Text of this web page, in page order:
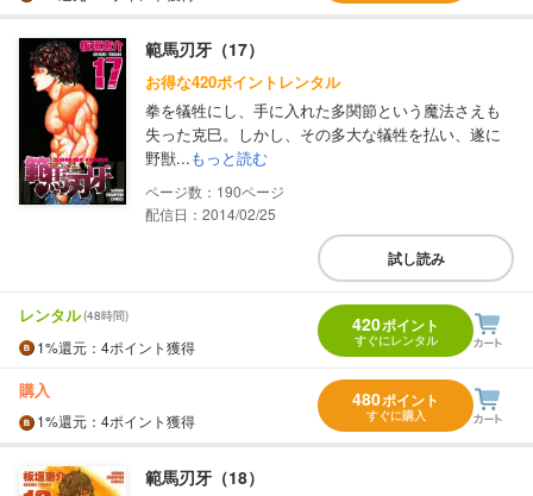
範馬刃牙（17）
お得な420ポイントレンタル
拳を犠牲にし、手に入れた多関節という魔法さえも
失った克巳。しかし、その多大な犠牲を払い、遂に
野獣...もっと読む
190
配信日：2014/02/25
試し読み
レンタル(48時間)
1%還元 ：4ポイント獲得
420ポイント
すぐにレンタル
購入
1%還元 ：4ポイント獲得
480ポイント
すぐに購入
範馬刃牙（18）